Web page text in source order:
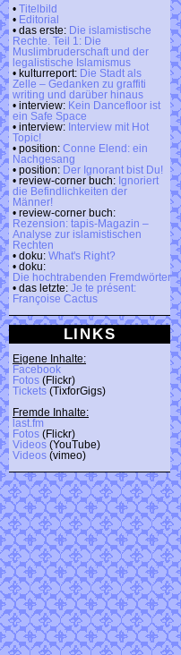
• Titelbild
• Editorial
• das erste: Die islamistische
Rechte. Teil 1: Die
Muslimbruderschaft und der
legalistische Islamismus
• kulturreport: Die Stadt als
Zelle – Gedanken zu graffiti
writing und darüber hinaus
• interview: Kein Dancefloor ist
ein Safe Space
• interview: Interview mit Hot
Topic!
• position: Conne Elend: ein
Nachgesang
• position: Der Ignorant bist Du!
• review-corner buch: Ignoriert
die Befindlichkeiten der
Männer!
• review-corner buch:
Rezension: tapis-Magazin –
Analyse zur islamistischen
Rechten
• doku: What's Right?
• doku:
Die hochtrabenden Fremdwörter
• das letzte: Je te présent:
Françoise Cactus
LINKS
Eigene Inhalte:
Facebook
Fotos (Flickr)
Tickets (TixforGigs)
Fremde Inhalte:
last.fm
Fotos (Flickr)
Videos (YouTube)
Videos (vimeo)